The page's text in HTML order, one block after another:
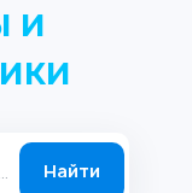
и
Найти